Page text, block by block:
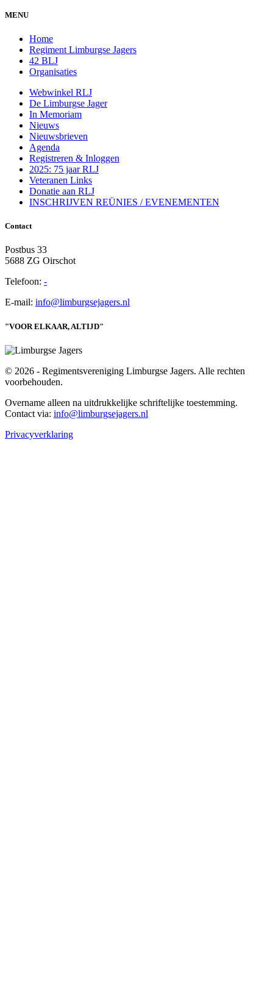
MENU
Home
Regiment Limburgse Jagers
42 BLJ
Organisaties
Webwinkel RLJ
De Limburgse Jager
In Memoriam
Nieuws
Nieuwsbrieven
Agenda
Registreren & Inloggen
2025: 75 jaar RLJ
Veteranen Links
Donatie aan RLJ
INSCHRIJVEN REÜNIES / EVENEMENTEN
Contact
Postbus 33
5688 ZG Oirschot
Telefoon: -
E-mail: info@limburgsejagers.nl
"VOOR ELKAAR, ALTIJD"
© 2026 - Regimentsvereniging Limburgse Jagers. Alle rechten
voorbehouden.
Overname alleen na uitdrukkelijke schriftelijke toestemming.
Contact via: info@limburgsejagers.nl
Privacyverklaring